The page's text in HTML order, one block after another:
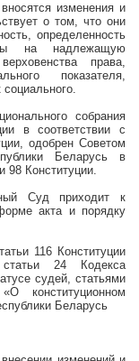
изменения и
о том, что они
определенность
на надлежащую
права,
показателя,
собрания
в соответствии с
одобрен Советом
Беларусь в
98 Конституции.
Суд приходит к
акта и порядку
116 Конституции
24 Кодекса
судей, статьями
конституционном
Беларусь